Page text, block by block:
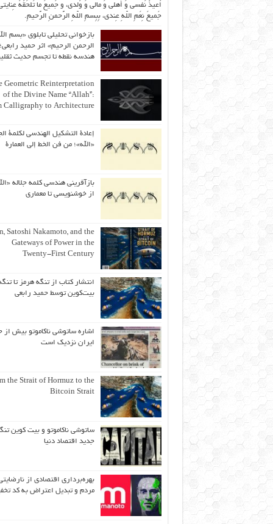
اُعیذُ نَفسی وَ أهلی وَ مالی وَ وُلدی، و جَمیعَ ما تَلحَقُهُ
جَمیعَ نِعَمِ اللّهِ عِندی، بِبِسمِ اللّهِ الرَّحمنِ الرَّحیمِ.
بازخوانی تحلیلی تابلوی «بسم
الرحمن الرحیم» اثر حمید رابعی؛
هندسه نقطه تا تجسم حدیث
Geometric Reinterpretation
of the Divine Name “Allah”:
Calligraphy to Architecture
إعادة التشكيل الهندسي لكلمة
«الله»؛ من فن الخط إلى العمارة
بازآفرینی هندسی کلمه جلاله
از خوشنویسی تا معماری
Satoshi Nakamoto, and the
Gateways of Power in the
Twenty-First Century
انتشار کتاب از تنگه هرمز تا
بیت‌کوین توسط حمید رابعی
اشاره ساتوشی ناکاموتو بیش از
ایران نزدیک است
the Strait of Hormuz to the
Bitcoin Strait
ساتوشی ناکاموتو و بیت کوین
جدید اقتصاد دنیا
بهره‌برداری اقتصادی از
مردم و تبدیل اعتراض به کد